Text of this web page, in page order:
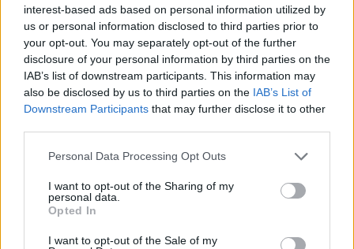
interest-based ads based on personal information utilized by
us or personal information disclosed to third parties prior to
your opt-out. You may separately opt-out of the further
disclosure of your personal information by third parties on the
IAB’s list of downstream participants. This information may
also be disclosed by us to third parties on the IAB’s List of
Downstream Participants that may further disclose it to other
Personal Data Processing Opt Outs
I want to opt-out of the Sharing of my
personal data.
Opted In
I want to opt-out of the Sale of my